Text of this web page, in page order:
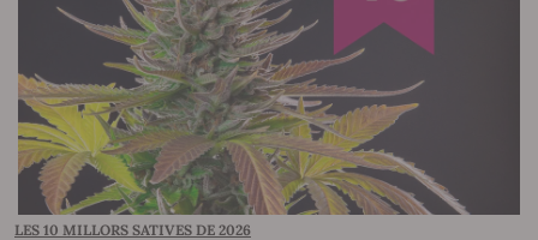
LES 10 MILLORS SATIVES DE 2026